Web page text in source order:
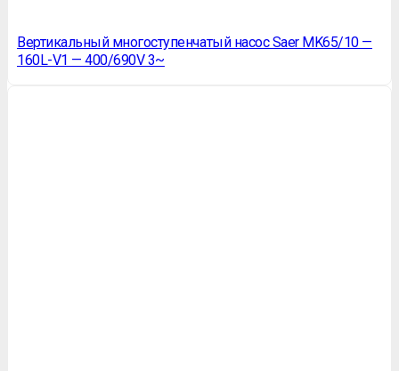
Вертикальный многоступенчатый насос Saer MK65/10 —
160L-V1 — 400/690V 3~